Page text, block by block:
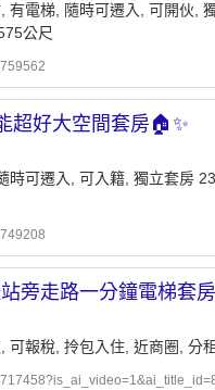
有電梯, 隨時可遷入, 可開伙,
公尺
超好大空間套房🏠✨️
時可遷入, 可入籍, 獨立套房
旁走路一分鐘電梯套房
可報稅, 拎包入住, 近商圈, 分